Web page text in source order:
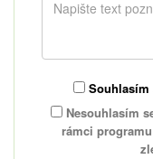
Souhlasím
Nesouhlasím
rámci